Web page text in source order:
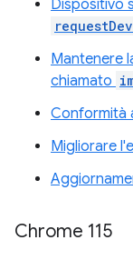
Dispositivo
Mantenere
chiamato
Conformità
Migliorare
Chrome 115